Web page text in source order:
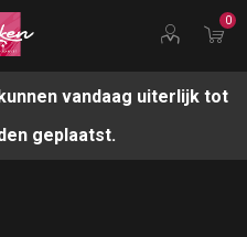
0
vandaag uiterlijk tot
geplaatst.